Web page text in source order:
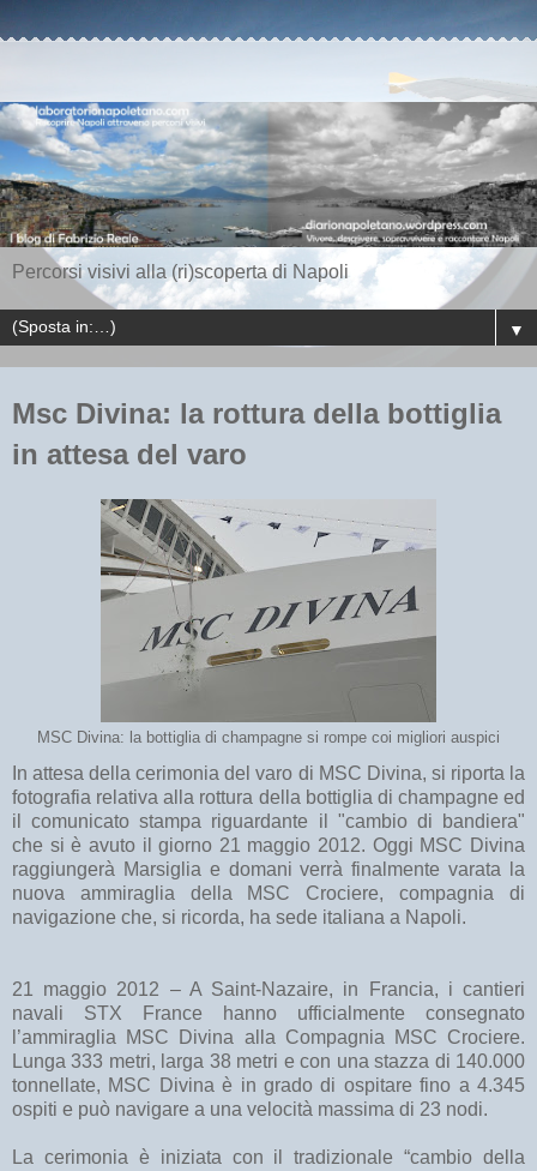
Percorsi visivi alla (ri)scoperta di Napoli
▼
Msc Divina: la rottura della bottiglia
in attesa del varo
MSC Divina: la bottiglia di champagne si rompe coi migliori auspici
In attesa della cerimonia del varo di MSC Divina, si riporta la
fotografia relativa alla rottura della bottiglia di champagne ed
il comunicato stampa riguardante il "cambio di bandiera"
che si è avuto il giorno 21 maggio 2012. Oggi MSC Divina
raggiungerà Marsiglia e domani verrà finalmente varata la
nuova ammiraglia della MSC Crociere, compagnia di
navigazione che, si ricorda, ha sede italiana a Napoli.
21 maggio 2012 – A Saint-Nazaire, in Francia, i cantieri
navali STX France hanno ufficialmente consegnato
l’ammiraglia MSC Divina alla Compagnia MSC Crociere.
Lunga 333 metri, larga 38 metri e con una stazza di 140.000
tonnellate, MSC Divina è in grado di ospitare fino a 4.345
ospiti e può navigare a una velocità massima di 23 nodi.
La cerimonia è iniziata con il tradizionale “cambio della